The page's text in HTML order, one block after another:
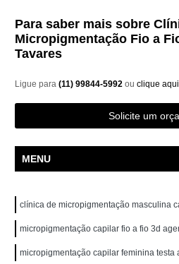
Para saber mais sobre
Micropigmentação Fio a
Tavares
Ligue para(11) 99844-5992ouclique aqui
Solicite um
MENU
clínica de micropigmentação masculina
micropigmentação capilar fio a fio 3d
micropigmentação capilar feminina testa